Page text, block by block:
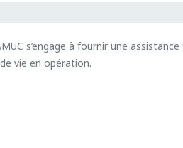
s’engage à fournir une
vie en opération.